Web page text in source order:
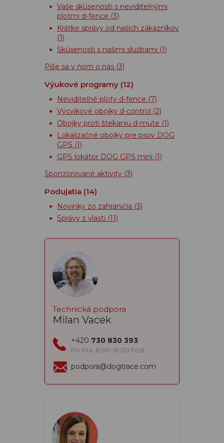
Vaše skúsenosti s neviditeľnými
plotmi d-fence (3)
Krátke správy od našich zákazníkov
(1)
Skúsenosti s našimi službami (1)
Píše sa v ňom o nás (3)
Výukové programy (12)
Neviditeľné ploty d-fence (7)
Výcvikové obojky d-control (2)
Obojky proti štekaniu d-mute (1)
Lokalizačné obojky pre psov DOG
GPS (1)
GPS lokátor DOG GPS mini (1)
Sponzorované aktivity (3)
Podujatia (14)
Novinky zo zahraničia (3)
Správy z vlasti (11)
Technická podpora
Milan Vacek
+420 730 830 393
Po-Pia: 8:00-16:00 hod
podpora@dogtrace.com